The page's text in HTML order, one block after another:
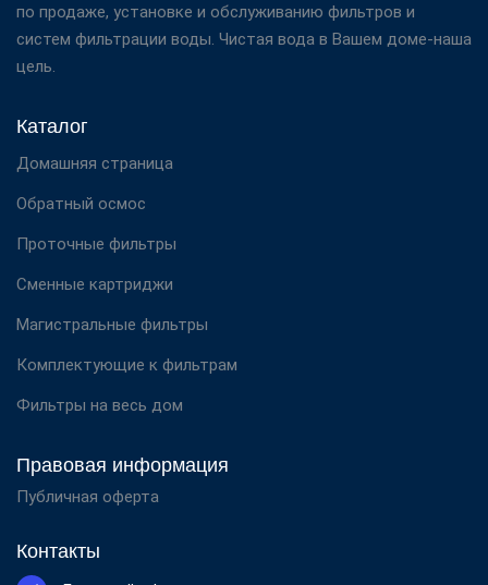
по продаже, установке и обслуживанию фильтров и
систем фильтрации воды. Чистая вода в Вашем доме-наша
цель.
Каталог
Домашняя страница
Обратный осмос
Проточные фильтры
Сменные картриджи
Магистральные фильтры
Комплектующие к фильтрам
Фильтры на весь дом
Правовая информация
Публичная оферта
Контакты